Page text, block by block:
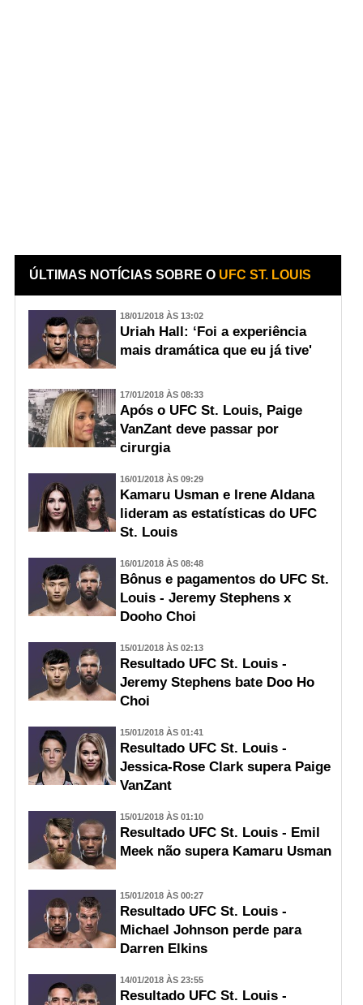
ÚLTIMAS NOTÍCIAS SOBRE O UFC ST. LOUIS
18/01/2018 ÀS 13:02
Uriah Hall: ‘Foi a experiência
mais dramática que eu já tive'
17/01/2018 ÀS 08:33
Após o UFC St. Louis, Paige
VanZant deve passar por
cirurgia
16/01/2018 ÀS 09:29
Kamaru Usman e Irene Aldana
lideram as estatísticas do UFC
St. Louis
16/01/2018 ÀS 08:48
Bônus e pagamentos do UFC St.
Louis - Jeremy Stephens x
Dooho Choi
15/01/2018 ÀS 02:13
Resultado UFC St. Louis -
Jeremy Stephens bate Doo Ho
Choi
15/01/2018 ÀS 01:41
Resultado UFC St. Louis -
Jessica-Rose Clark supera Paige
VanZant
15/01/2018 ÀS 01:10
Resultado UFC St. Louis - Emil
Meek não supera Kamaru Usman
15/01/2018 ÀS 00:27
Resultado UFC St. Louis -
Michael Johnson perde para
Darren Elkins
14/01/2018 ÀS 23:55
Resultado UFC St. Louis -